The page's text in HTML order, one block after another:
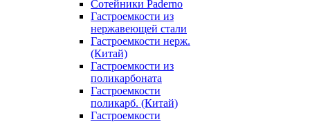
Сотейники Paderno
Гастроемкости из
нержавеющей стали
Гастроемкости нерж.
(Китай)
Гастроемкости из
поликарбоната
Гастроемкости
поликарб. (Китай)
Гастроемкости